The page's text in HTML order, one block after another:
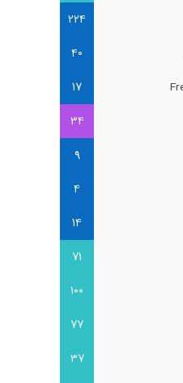
224
40
17
34
9
4
14
71
100
77
37